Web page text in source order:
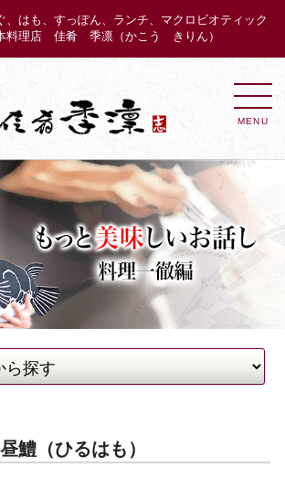
、はも、すっぽん、ランチ、マクロビオティック
料理店 佳肴 季凛（かこう きりん）
MENU
鱧（ひるはも）